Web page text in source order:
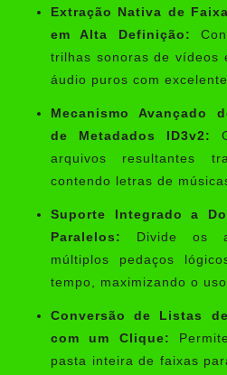
Extração Nativa de
em Alta Definição:
trilhas sonoras de vídeos
áudio puros com
Mecanismo Avançado
de Metadados ID3v2:
arquivos resultantes
contendo letras de
Suporte Integrado a
Paralelos:
Divide os
múltiplos pedaços
tempo, maximizando o
Conversão de Listas
com um Clique:
pasta inteira de faixas